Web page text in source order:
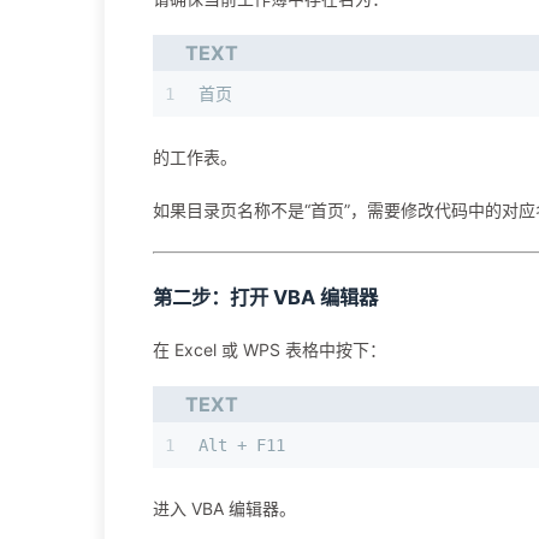
TEXT
1 首页
的工作表。
如果目录页名称不是“首页”，需要修改代码中的对
第二步：打开 VBA 编辑器
在 Excel 或 WPS 表格中按下：
TEXT
1 Alt + F11
进入 VBA 编辑器。